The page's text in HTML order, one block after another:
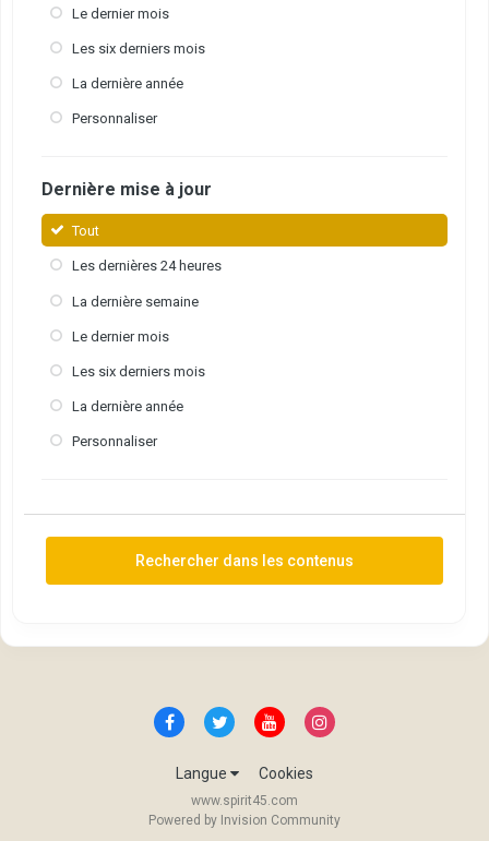
Le dernier mois
Les six derniers mois
La dernière année
Personnaliser
Dernière mise à jour
Tout
Les dernières 24 heures
La dernière semaine
Le dernier mois
Les six derniers mois
La dernière année
Personnaliser
Rechercher dans les contenus
Langue Cookies
www.spirit45.com
Powered by Invision Community